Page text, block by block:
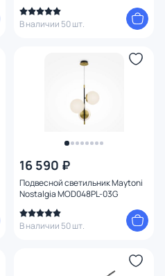
В наличии 50 шт.
16 590 ₽
Подвесной светильник Maytoni
Nostalgia MOD048PL-03G
В наличии 50 шт.